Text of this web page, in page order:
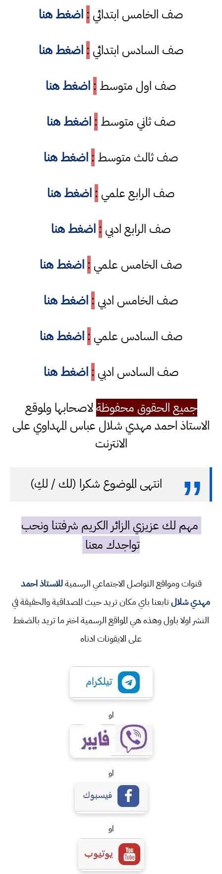
صف الخامس ابتدائي : اضغط هنا
صف السادس ابتدائي : اضغط هنا
صف اول متوسط : اضغط هنا
صف ثاني متوسط : اضغط هنا
صف ثالث متوسط : اضغط هنا
صف الرابع علمي : اضغط هنا
صف الرابع ادبي : اضغط هنا
صف الخامس علمي : اضغط هنا
صف الخامس ادبي : اضغط هنا
صف السادس علمي : اضغط هنا
صف السادس ادبي : اضغط هنا
جميع الحقوق محفوظةلاصحابها ولموقع
الاستاذ احمد مهدي شلال عباس المهداوي على
الانترنت
انتهى الموضوع شكرا (لك / لكِ)
مهم لك عزيزي الزائر الكريم شرفتنا ونحب
تواجدك معنا
قنوات ومواقع التواصل الاجتماعي الرسميةللاستاذ احمد
مهدي شلالتابعنا باي مكان تريد حيث المصداقية والحقيقة في
النشر اولا باول وهذه هي المواقع الرسمية اختر ما تريد بالضغط
على الايقونات ادناه
او
او
او